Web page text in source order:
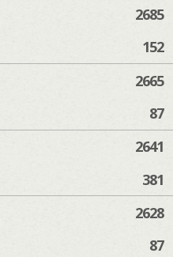
2685
152
2665
87
2641
381
2628
87